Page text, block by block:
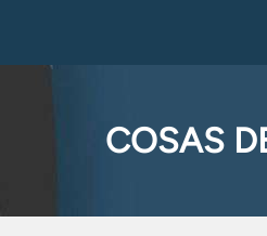
COSAS